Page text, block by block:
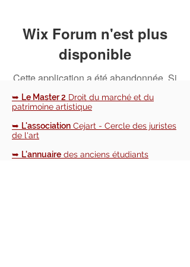
Wix Forum n'est plus
disponible
Cette application a été abandonnée. Si
vous avez besoin d'une application
communautaire, utilisez Wix Groups.
➥ Le Master 2 Droit du marché et du
patrimoine artistique
➥ L'association Cejart - Cercle des juristes
de l'art
➥ L'annuaire des anciens étudiants